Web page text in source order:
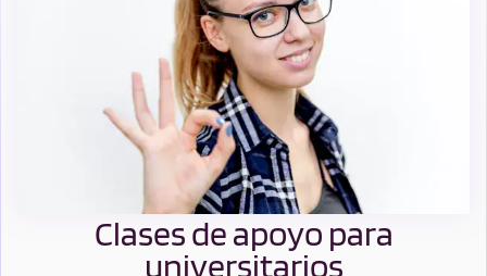
Clases de apoyo para
universitarios